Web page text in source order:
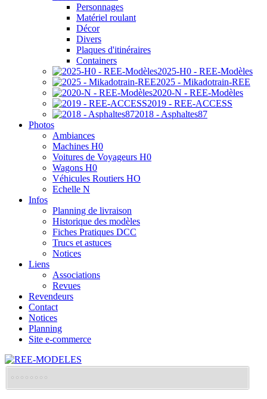
Personnages
Matériel roulant
Décor
Divers
Plaques d'itinéraires
Containers
2025-H0 - REE-Modèles
2025 - Mikadotrain-REE
2020-N - REE-Modèles
2019 - REE-ACCESS
2018 - Asphaltes87
Photos
Ambiances
Machines H0
Voitures de Voyageurs H0
Wagons H0
Véhicules Routiers HO
Echelle N
Infos
Planning de livraison
Historique des modèles
Fiches Pratiques DCC
Trucs et astuces
Notices
Liens
Associations
Revues
Revendeurs
Contact
Notices
Planning
Site e-commerce